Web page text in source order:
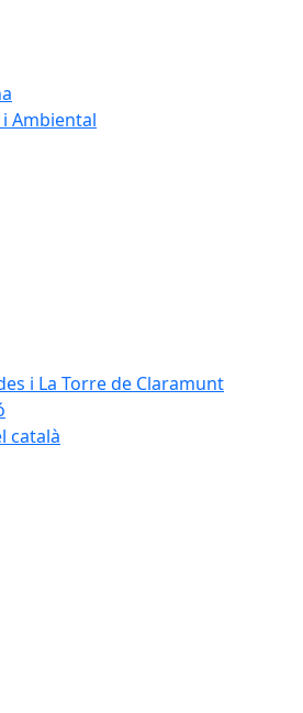
Ambiental
i La Torre de Claramunt
català